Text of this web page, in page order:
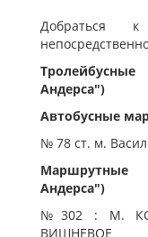
Андерса")
Автобусные
№ 78 ст. м.
Маршрутные
Андерса")
№302 : М.
ВИШНЕВОЕ